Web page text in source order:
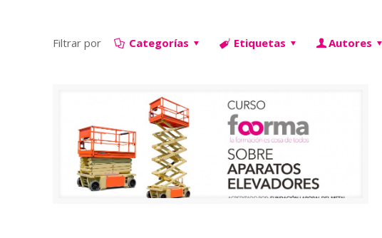
Filtrar por Categorías Etiquetas Autores